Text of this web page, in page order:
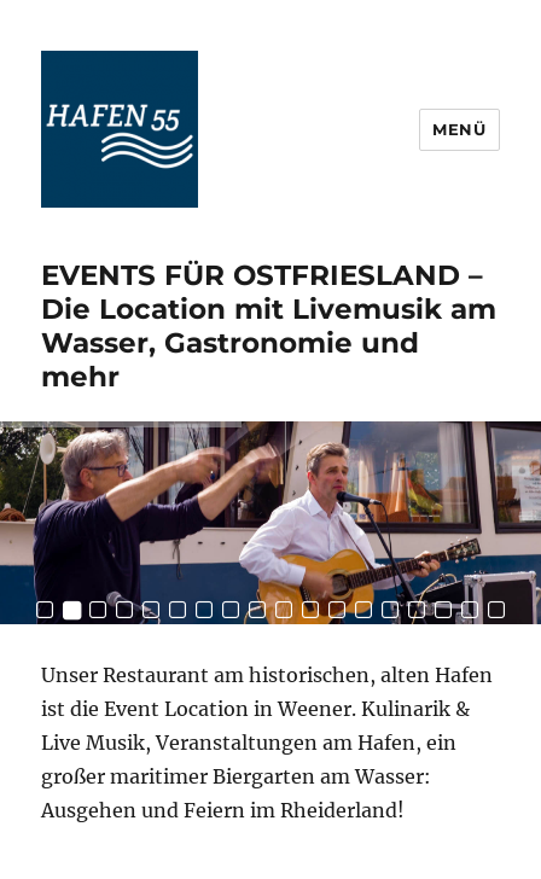
Ostfriesland
MENÜ
EVENTS FÜR OSTFRIESLAND –
Die Location mit Livemusik am
Wasser, Gastronomie und
mehr
Unser Restaurant am historischen, alten Hafen
ist die Event Location in Weener. Kulinarik &
Live Musik, Veranstaltungen am Hafen, ein
großer maritimer Biergarten am Wasser:
Ausgehen und Feiern im Rheiderland!